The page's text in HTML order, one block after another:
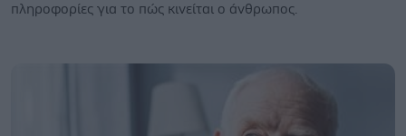
πληροφορίες για το πώς κινείται ο άνθρωπος.